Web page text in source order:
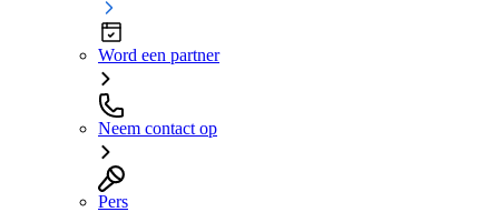
Word een partner
Neem contact op
Pers